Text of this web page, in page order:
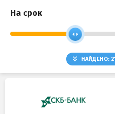
На срок
НАЙДЕНО: